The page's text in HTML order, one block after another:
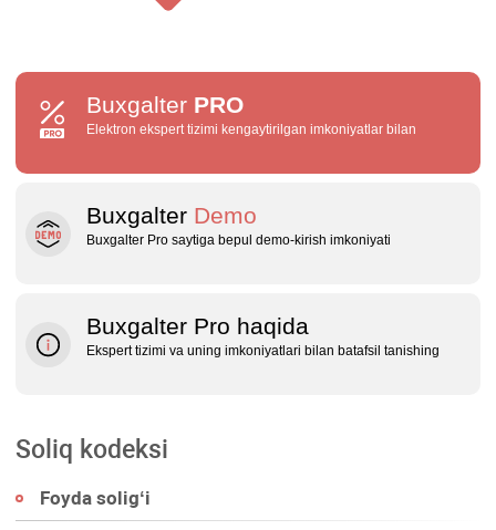
Buxgalter PRO
Elektron ekspert tizimi kengaytirilgan imkoniyatlar bilan
Buxgalter Demo
Buxgalter Pro saytiga bepul demo‑kirish imkoniyati
Buxgalter Pro haqida
Ekspert tizimi va uning imkoniyatlari bilan batafsil tanishing
Soliq kodeksi
Foyda soligʻi